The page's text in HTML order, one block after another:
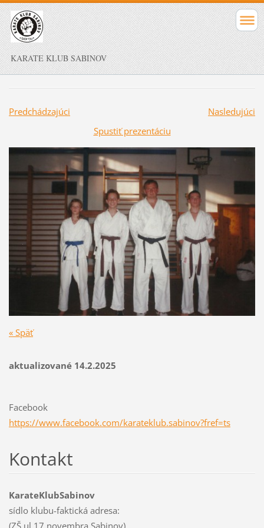
KARATE KLUB SABINOV
Predchádzajúci
Nasledujúci
Spustiť prezentáciu
« Späť
aktualizované 14.2.2025
Facebook
https://www.facebook.com/karateklub.sabinov?fref=ts
Kontakt
KarateKlubSabinov
sídlo klubu-faktická adresa:
(ZŠ ul.17.novembra Sabinov)